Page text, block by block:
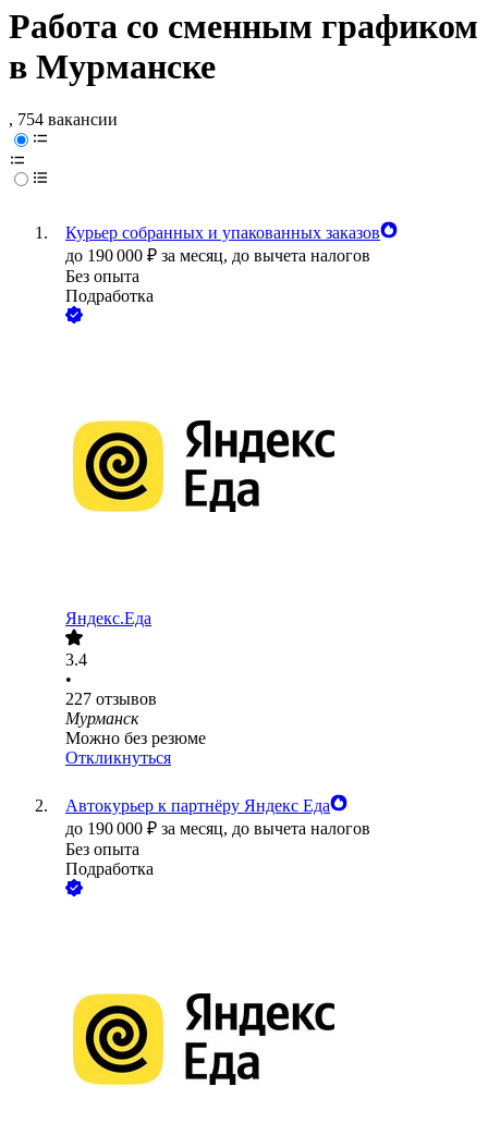
Работа со сменным графиком
в Мурманске
, 754 вакансии
Курьер собранных и упакованных заказов
до 190 000 ₽ за месяц, до вычета налогов
Без опыта
Подработка
Яндекс.Еда
3.4
•
227 отзывов
Мурманск
Можно без резюме
Откликнуться
Автокурьер к партнёру Яндекс Еда
до 190 000 ₽ за месяц, до вычета налогов
Без опыта
Подработка